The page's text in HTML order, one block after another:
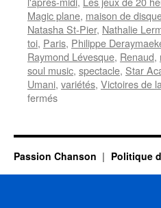
Magic plane, maison de
Natasha St-Pier, Nathalie
toi, Paris, Philippe
Raymond Lévesque, Renaud,
soul music, spectacle, Star
Umani, variétés, Victoires de
ferméssur
Passion Chanson Politique